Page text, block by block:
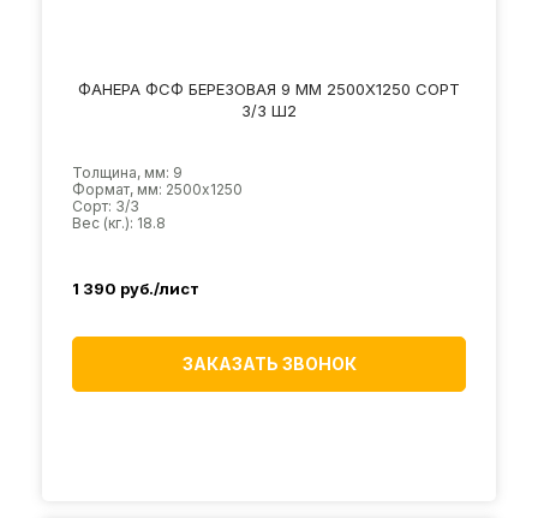
ФАНЕРА ФСФ БЕРЕЗОВАЯ 9 ММ 2500Х1250 СОРТ
3/3 Ш2
Толщина, мм: 9
Формат, мм: 2500х1250
Сорт: 3/3
Вес (кг.): 18.8
1 390 руб./лист
ЗАКАЗАТЬ ЗВОНОК